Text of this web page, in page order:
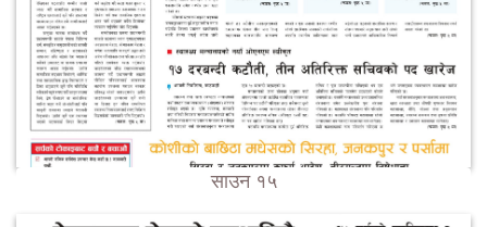
साउन १५